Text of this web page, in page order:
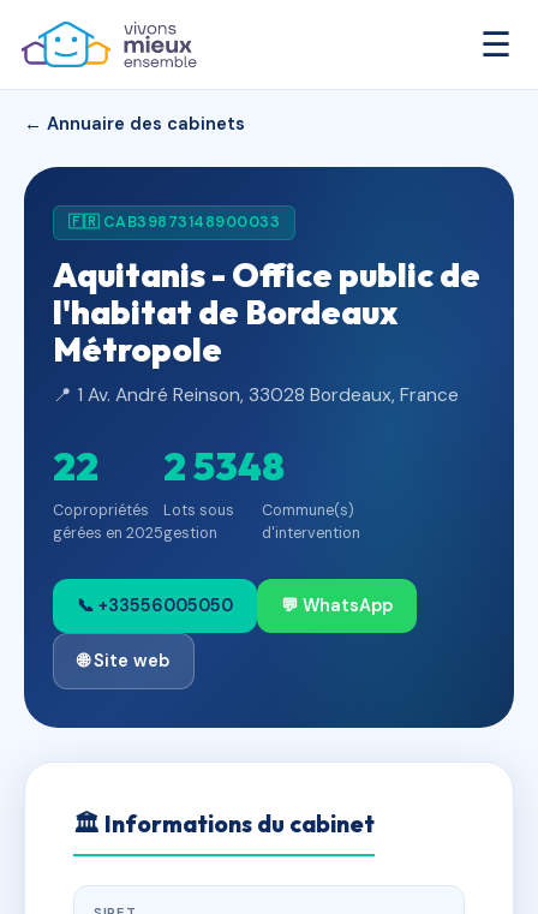
☰
← Annuaire des cabinets
🇫🇷 CAB39873148900033
Aquitanis - Office public de
l'habitat de Bordeaux
Métropole
📍 1 Av. André Reinson, 33028 Bordeaux, France
22
Copropriétés
gérées en 2025
2 534
Lots sous
gestion
8
Commune(s)
d'intervention
📞 +33556005050 💬 WhatsApp
🌐 Site web
🏛 Informations du cabinet